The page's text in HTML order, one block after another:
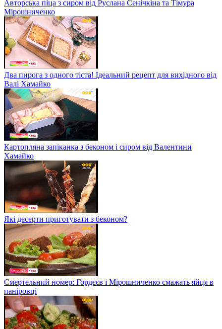
Авторська піца з сиром від Руслана Сенічкіна та Тімура
Мірошниченко
Два пирога з одного тіста! Ідеальний рецепт для вихідного від
Валі Хамайко
Картопляна запіканка з беконом і сиром від Валентини
Хамайко
Які десерти приготувати з беконом?
Смертельний номер: Гордєєв і Мірошниченко смажать яйця в
паніровці